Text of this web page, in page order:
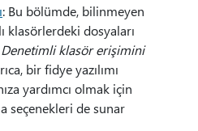
: Bu bölümde, bilinmeyen
klasörlerdeki dosyaları
Denetimli klasör erişimini
bir fidye yazılımı
yardımcı olmak için
seçenekleri de sunar